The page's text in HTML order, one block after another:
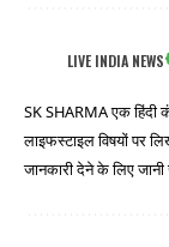
LIVE INDIA NEWS
SK SHARMA एक
लाइफस्टाइल विषयों पर
जानकारी देने के लिए जानी